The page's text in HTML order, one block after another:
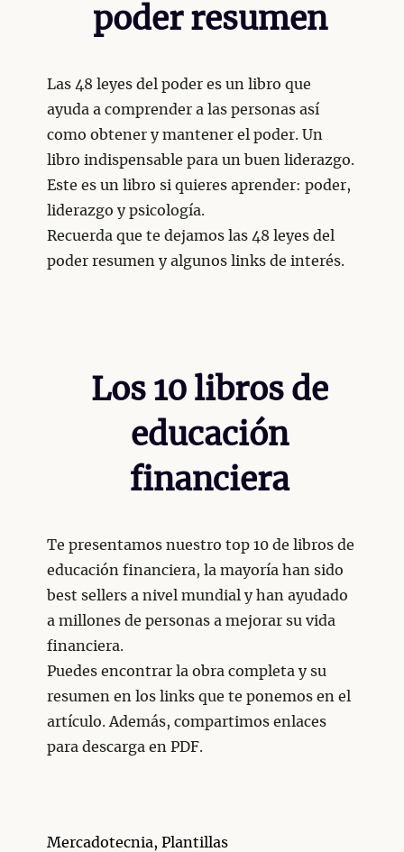
poder resumen
Las 48 leyes del poder es un libro que
ayuda a comprender a las personas así
como obtener y mantener el poder. Un
libro indispensable para un buen liderazgo.
Este es un libro si quieres aprender: poder,
liderazgo y psicología.
Recuerda que te dejamos las 48 leyes del
poder resumen y algunos links de interés.
Los 10 libros de
educación
financiera
Te presentamos nuestro top 10 de libros de
educación financiera, la mayoría han sido
best sellers a nivel mundial y han ayudado
a millones de personas a mejorar su vida
financiera.
Puedes encontrar la obra completa y su
resumen en los links que te ponemos en el
artículo. Además, compartimos enlaces
para descarga en PDF.
Categorías
Mercadotecnia, Plantillas